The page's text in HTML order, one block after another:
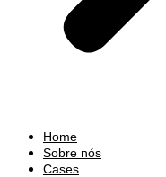
Home
Sobre nós
Cases